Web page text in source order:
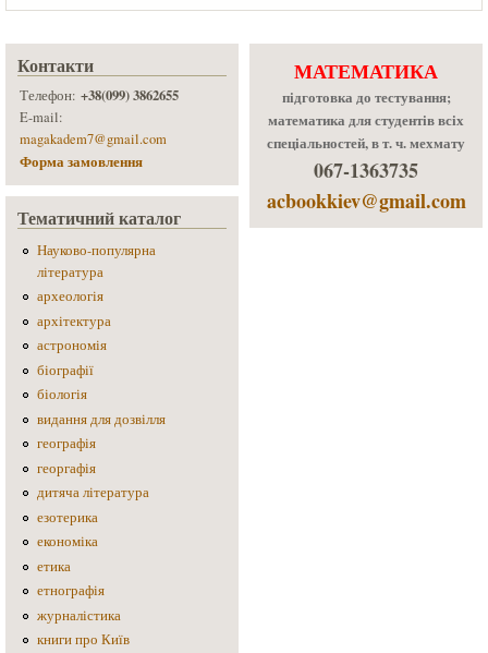
Контакти
Телефон: +38(099) 3862655
E-mail:
magakadem7@gmail.com
Форма замовлення
Тематичний каталог
Науково-популярна
література
археологія
архітектура
астрономія
біографії
біологія
видання для дозвілля
географія
георгафія
дитяча література
езотерика
економіка
етика
етнографія
журналістика
книги про Київ
МАТЕМАТИКА
підготовка до тестування;
математика для студентів всіх
спеціальностей, в т. ч. мехмату
067-1363735
acbookkiev@gmail.com